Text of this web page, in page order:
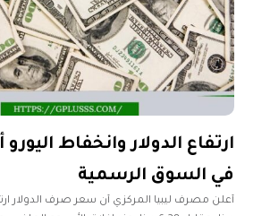
ارتفاع الدولار وانخفاط اليورو
في السوق الرسمية